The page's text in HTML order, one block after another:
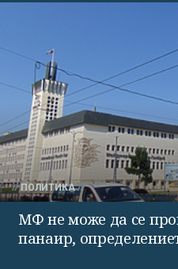
ПОЛИТИКА
МФ не може да се
панаир,